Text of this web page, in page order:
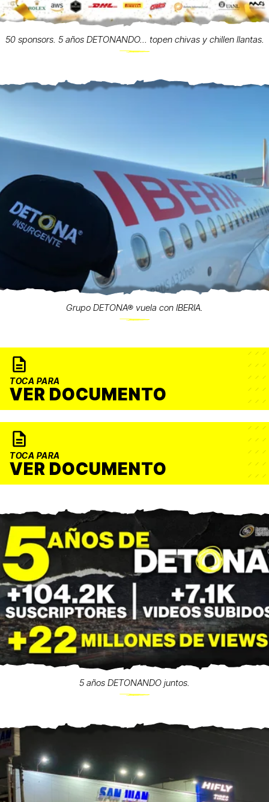
50 sponsors. 5 años DETONANDO... topen chivas y chillen llantas.
Grupo DETONA® vuela con IBERIA.
TOCA PARA
VER DOCUMENTO
TOCA PARA
VER DOCUMENTO
5 años DETONANDO juntos.